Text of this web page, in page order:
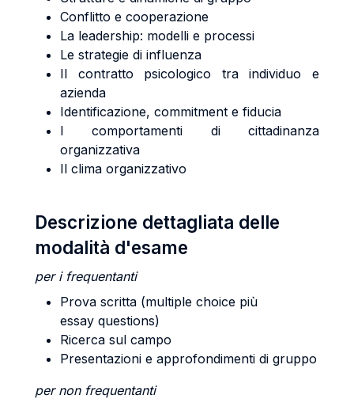
Conflitto e cooperazione
La leadership: modelli e processi
Le strategie di influenza
Il contratto psicologico tra individuo e
azienda
Identificazione, commitment e fiducia
I comportamenti di cittadinanza
organizzativa
Il clima organizzativo
Descrizione dettagliata delle
modalità d'esame
per i frequentanti
Prova scritta (multiple choice più
essay questions)
Ricerca sul campo
Presentazioni e approfondimenti di gruppo
per non frequentanti